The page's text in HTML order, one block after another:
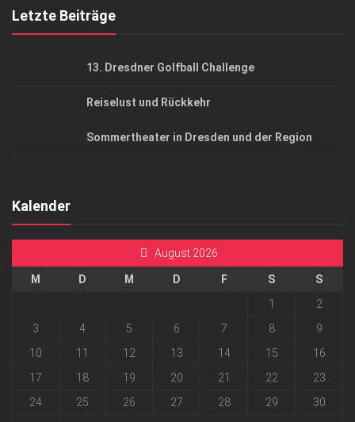
Letzte Beiträge
13. Dresdner Golfball Challenge
Reiselust und Rückkehr
Sommertheater in Dresden und der Region
Kalender
August 2026
M D M D F S
S
1
2
3
4 5 6 7 8
9
10
11 12 13 14 15
16
17
18 19 20 21 22
23
24
25 26 27 28 29
30